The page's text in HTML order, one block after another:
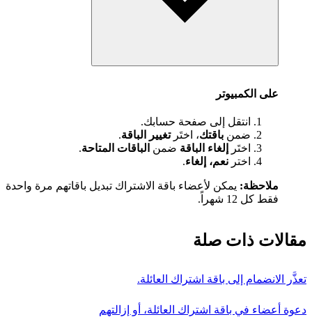
على الكمبيوتر
انتقل إلى صفحة حسابك.
ضمن باقتك، اختَرتغيير الباقة.
اختَر
إلغاء الباقة ضمن الباقات المتاحة.
اختر نعم، إلغاء.
ملاحظة: يمكن لأعضاء باقة الاشتراك تبديل باقاتهم مرة واحدة
فقط كل 12 شهراً.
مقالات ذات صلة
تعذَّر الانضمام إلى باقة اشتراك العائلة.
دعوة أعضاء في باقة اشتراك العائلة، أو إزالتهم